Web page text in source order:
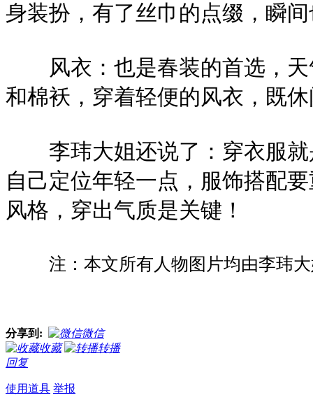
身装扮，有了丝巾的点缀，瞬
风衣：也是春装的首选，天
和棉袄，穿着轻便的风衣，既
李玮大姐还说了：穿衣服就
自己定位年轻一点，服饰搭配
风格，穿出气质是关键！
注：本文所有人物图片均由李玮
分享到:
微信
收藏
转播
回复
使用道具 举报